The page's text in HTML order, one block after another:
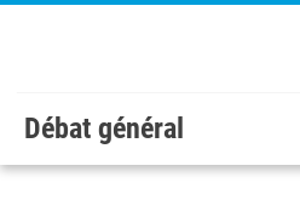
Skip to main content / navigation
Bienvenue aux Nations Unies
Débat général